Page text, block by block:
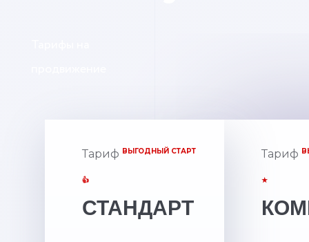
Тариф ВЫГОДНЫЙ СТАРТ
👍
СТАНДАРТ
Тариф
★